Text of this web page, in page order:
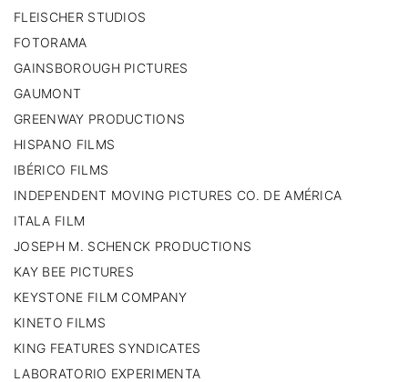
FLEISCHER STUDIOS
FOTORAMA
GAINSBOROUGH PICTURES
GAUMONT
GREENWAY PRODUCTIONS
HISPANO FILMS
IBÉRICO FILMS
INDEPENDENT MOVING PICTURES CO. DE AMÉRICA
ITALA FILM
JOSEPH M. SCHENCK PRODUCTIONS
KAY BEE PICTURES
KEYSTONE FILM COMPANY
KINETO FILMS
KING FEATURES SYNDICATES
LABORATORIO EXPERIMENTA